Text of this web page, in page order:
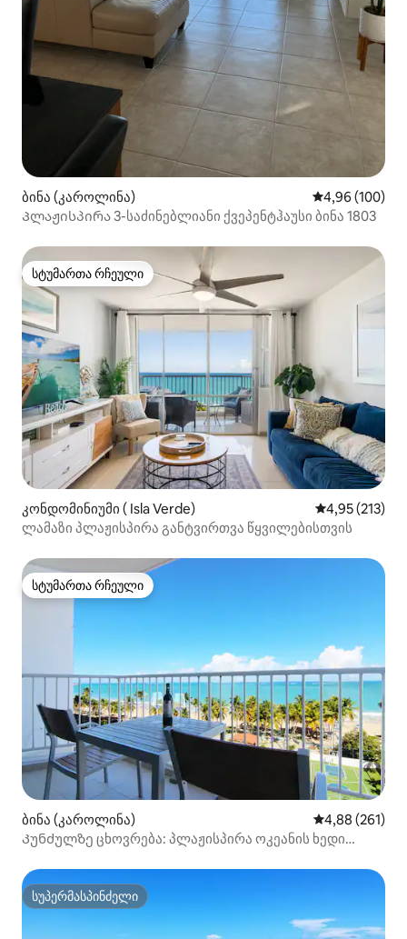
ბინა (კაროლინა) საშუალო
4,96 (100)
Პლაჟისპირა 3-საძინებლიანი ქვეპენტჰაუსი ბინა 1803
სტუმართა რჩეული
სტუმართა რჩეული
კონდომინიუმი ( Isla Verde) საშუალო
4,95 (213)
ლამაზი პლაჟისპირა განტვირთვა წყვილებისთვის
სტუმართა რჩეული
სტუმართა რჩეული
ბინა (კაროლინა) საშუალო
4,88 (261)
Კუნძულზე ცხოვრება: პლაჟისპირა ოკეანის ხედი
სუპერმასპინძელი
სუპერმასპინძელი